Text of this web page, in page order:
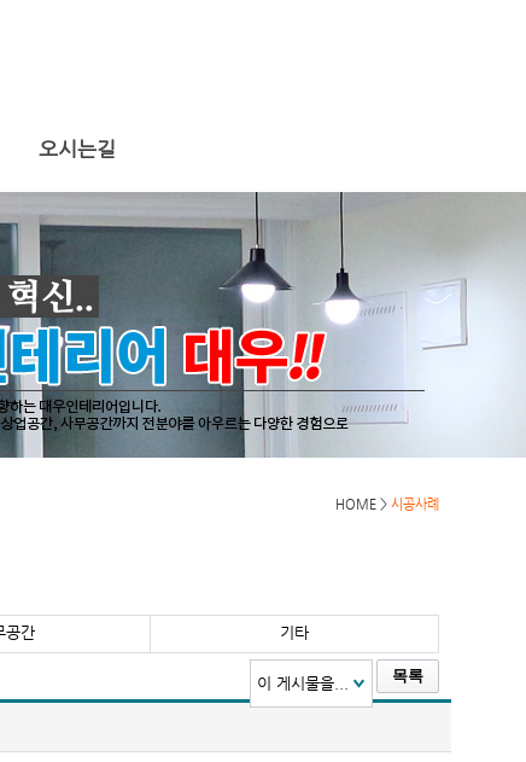
오시는길
HOME > 시공사례
공간 기타
이 게시물을... 목록